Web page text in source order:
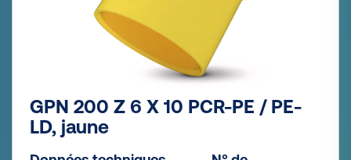
GPN 200 Z 6 X 10 PCR-PE / PE-
LD, jaune